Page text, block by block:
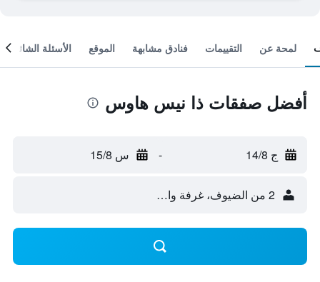
لمحة عن التقييمات فنادق مشابهة الموقع الأسئلة الشائعة
أفضل صفقات ذا نيس هاوس
ج 14/8 - س 15/8
2 من الضيوف، غرفة واحدة